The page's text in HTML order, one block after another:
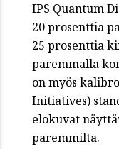
IPS Quantum
20 prosenttia
25 prosenttia
paremmalla
on myös
Initiatives)
elokuvat
paremmilta.